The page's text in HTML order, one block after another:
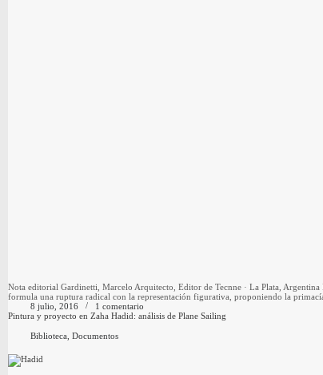
Nota editorial Gardinetti, Marcelo Arquitecto, Editor de Tecnne · La Plata,
formula una ruptura radical con la representación figurativa, proponiendo la
8 julio, 2016
1 comentario
Pintura y proyecto en Zaha Hadid: análisis de Plane Sailing
Biblioteca, Documentos